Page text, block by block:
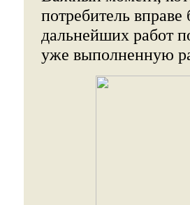
потребитель вправе
дальнейших работ
уже выполненную